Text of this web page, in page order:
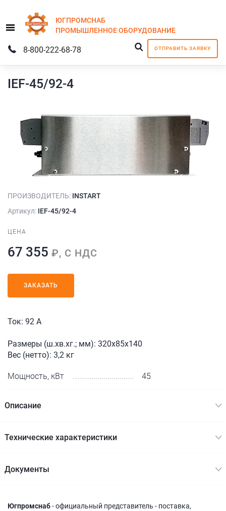
Menu
ЮГПРОМСНАБ
ПРОМЫШЛЕННОЕОБОРУДОВАНИЕ
ОТПРАВИТЬ ЗАЯВКУ
8-800-222-68-78
IEF-45/92-4
ПРОИЗВОДИТЕЛЬ: INSTART
Артикул: IEF-45/92-4
ЦЕНА
67 355 ₽, С НДС
ЗАКАЗАТЬ
Ток: 92 А
Размеры (ш.хв.хг.; мм): 320x85x140
Вес (нетто): 3,2 кг
Мощность, кВт 45
Описание
Технические характеристики
Документы
Югпромснаб- официальный представитель - поставка,